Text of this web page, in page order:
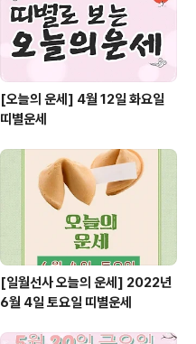
[오늘의 운세] 4월 12일 화요일
띠별운세
[일월선사 오늘의 운세] 2022년
6월 4일 토요일 띠별운세